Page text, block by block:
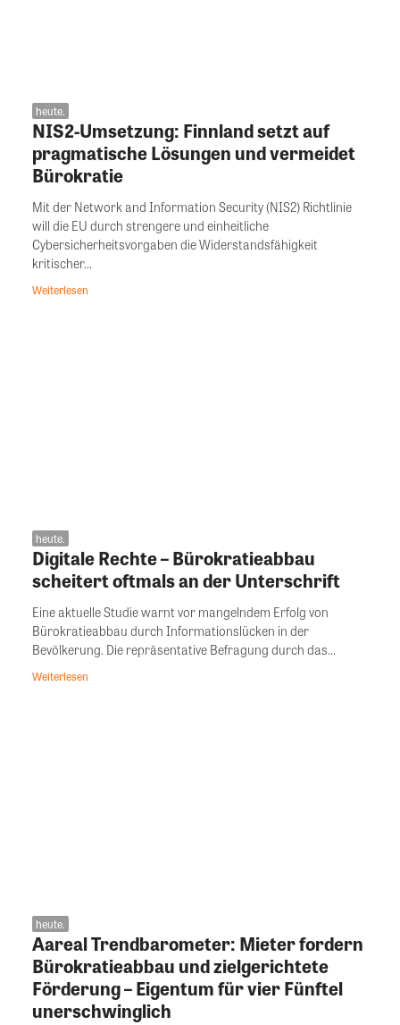
heute.
NIS2-Umsetzung: Finnland setzt auf
pragmatische Lösungen und vermeidet
Bürokratie
Mit der Network and Information Security (NIS2) Richtlinie
will die EU durch strengere und einheitliche
Cybersicherheitsvorgaben die Widerstandsfähigkeit
kritischer...
Weiterlesen
heute.
Digitale Rechte – Bürokratieabbau
scheitert oftmals an der Unterschrift
Eine aktuelle Studie warnt vor mangelndem Erfolg von
Bürokratieabbau durch Informationslücken in der
Bevölkerung. Die repräsentative Befragung durch das...
Weiterlesen
heute.
Aareal Trendbarometer: Mieter fordern
Bürokratieabbau und zielgerichtete
Förderung – Eigentum für vier Fünftel
unerschwinglich